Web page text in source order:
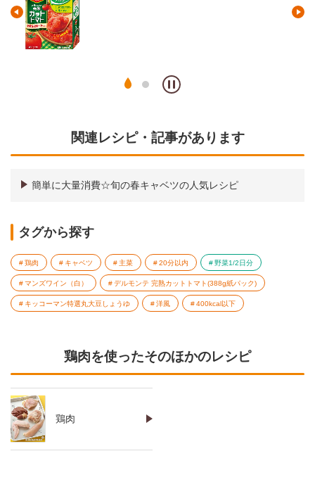
関連レシピ・記事があります
簡単に大量消費☆旬の春キャベツの人気レシピ
タグから探す
鶏肉 キャベツ 主菜 20分以内 野菜1/2日分
マンズワイン（白） デルモンテ 完熟カットトマト(388g紙パック)
キッコーマン特選丸大豆しょうゆ 洋風 400kcal以下
鶏肉を使ったそのほかのレシピ
鶏肉